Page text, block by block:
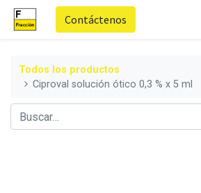
Contáctenos
Todos los productos
Ciproval solución ótico 0,3 % x 5 ml